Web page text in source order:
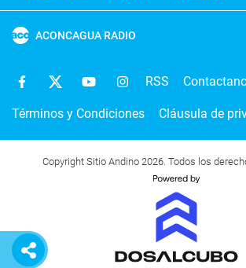
ACONCAGUA RADIO
RSS
Términos y Condiciones Cláusula de
Copyright Sitio Andino 2026. Todos los